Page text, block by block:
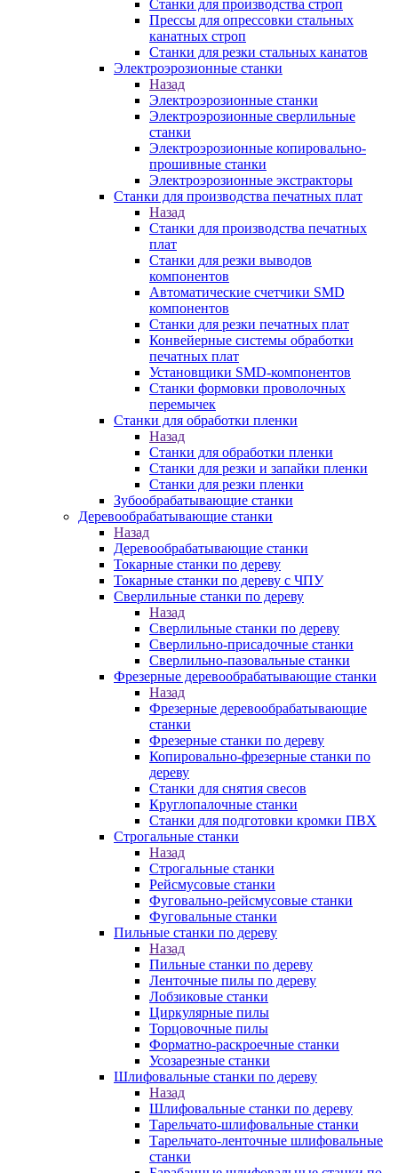
Станки для производства строп
Прессы для опрессовки стальных
канатных строп
Станки для резки стальных канатов
Электроэрозионные станки
Назад
Электроэрозионные станки
Электроэрозионные сверлильные
станки
Электроэрозионные копировально-
прошивные станки
Электроэрозионные экстракторы
Станки для производства печатных плат
Назад
Станки для производства печатных
плат
Станки для резки выводов
компонентов
Автоматические счетчики SMD
компонентов
Станки для резки печатных плат
Конвейерные системы обработки
печатных плат
Установщики SMD-компонентов
Станки формовки проволочных
перемычек
Станки для обработки пленки
Назад
Станки для обработки пленки
Станки для резки и запайки пленки
Станки для резки пленки
Зубообрабатывающие станки
Деревообрабатывающие станки
Назад
Деревообрабатывающие станки
Токарные станки по дереву
Токарные станки по дереву с ЧПУ
Сверлильные станки по дереву
Назад
Сверлильные станки по дереву
Сверлильно-присадочные станки
Сверлильно-пазовальные станки
Фрезерные деревообрабатывающие станки
Назад
Фрезерные деревообрабатывающие
станки
Фрезерные станки по дереву
Копировально-фрезерные станки по
дереву
Станки для снятия свесов
Круглопалочные станки
Станки для подготовки кромки ПВХ
Строгальные станки
Назад
Строгальные станки
Рейсмусовые станки
Фуговально-рейсмусовые станки
Фуговальные станки
Пильные станки по дереву
Назад
Пильные станки по дереву
Ленточные пилы по дереву
Лобзиковые станки
Циркулярные пилы
Торцовочные пилы
Форматно-раскроечные станки
Усозарезные станки
Шлифовальные станки по дереву
Назад
Шлифовальные станки по дереву
Тарельчато-шлифовальные станки
Тарельчато-ленточные шлифовальные
станки